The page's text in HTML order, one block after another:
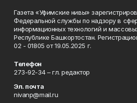
Газета «Уфимские нивы»
Федеральной службы по надзору в
информационных технологий и
Республике Башкортостан.
02 - 01805 от 19.05.2025 г.
Телефон
273-92-34 – гл. редактор
Эл. почта
nivanp@mail.ru